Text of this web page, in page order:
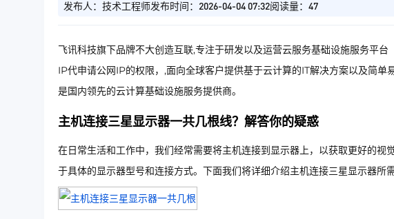
发布人：技术工程师发布时间：2026-04-04 07:32阅读量：47
飞讯科技旗下品牌不大创造互联,专注于研发以及运营云服务基础设施服务平
IP代申请公网IP的权限，,面向全球客户提供基于云计算的IT解决方案以及简单
是国内领先的云计算基础设施服务提供商。
主机连接三星显示器一共几根线？解答你的疑惑
在日常生活和工作中，我们经常需要将主机连接到显示器上，以获取更好的
于具体的显示器型号和连接方式。下面我们将详细介绍主机连接三星显示器所